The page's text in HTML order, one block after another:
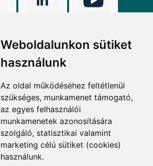
Weboldalunkon sütiket
használunk
Az oldal működéséhez feltétlenül
szükséges, munkamenet támogató,
az egyes felhasználói
munkamenetek azonosítására
szolgáló, statisztikai valamint
marketing célú sütiket (cookies)
használunk.
ELÉRHETŐSÉGEK
+36 1 880 7600
info@mprx.hu